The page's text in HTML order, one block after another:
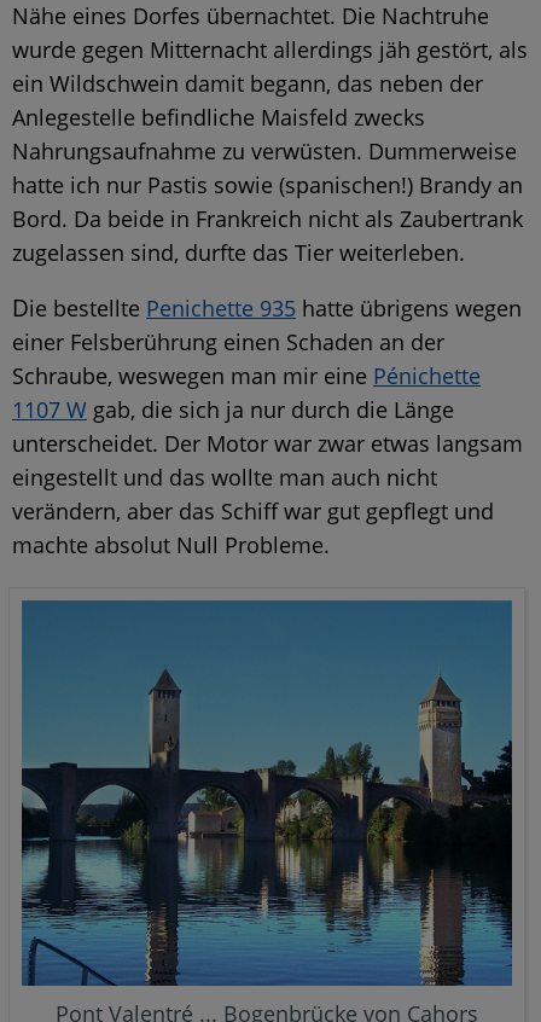
Nähe eines Dorfes übernachtet. Die Nachtruhe
wurde gegen Mitternacht allerdings jäh gestört, als
ein Wildschwein damit begann, das neben der
Anlegestelle befindliche Maisfeld zwecks
Nahrungsaufnahme zu verwüsten. Dummerweise
hatte ich nur Pastis sowie (spanischen!) Brandy an
Bord. Da beide in Frankreich nicht als Zaubertrank
zugelassen sind, durfte das Tier weiterleben.
Die bestellte Penichette 935 hatte übrigens wegen
einer Felsberührung einen Schaden an der
Schraube, weswegen man mir eine Pénichette
1107 W gab, die sich ja nur durch die Länge
unterscheidet. Der Motor war zwar etwas langsam
eingestellt und das wollte man auch nicht
verändern, aber das Schiff war gut gepflegt und
machte absolut Null Probleme.
Pont Valentré ... Bogenbrücke von Cahors